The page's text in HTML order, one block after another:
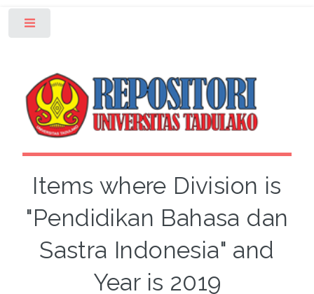
Items where Division is
"Pendidikan Bahasa dan
Sastra Indonesia" and
Year is 2019